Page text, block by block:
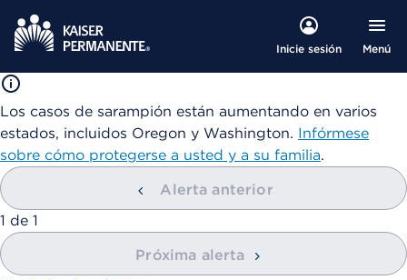
Inicie sesión Menú
Los casos de sarampión están aumentando en varios
estados, incluidos Oregon y Washington. Infórmese
sobre cómo protegerse a usted y a su familia.
Alerta anterior
mostrando
1 de 1
Próxima alerta